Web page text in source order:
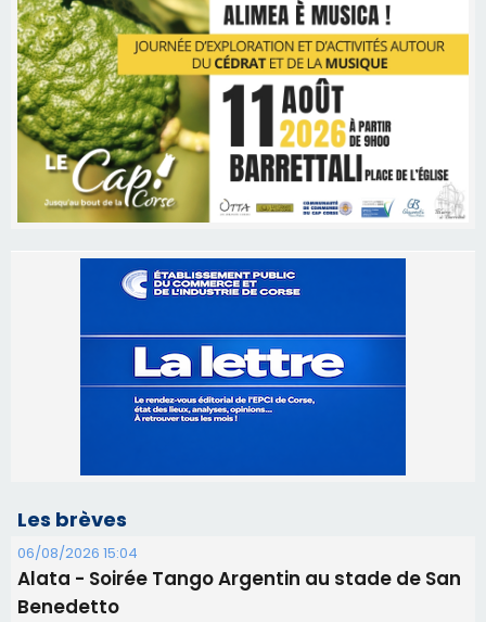
Les brèves
06/08/2026 15:04
Alata - Soirée Tango Argentin au stade de San
Benedetto